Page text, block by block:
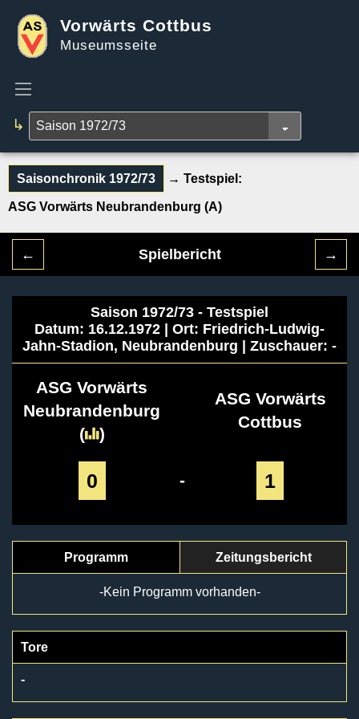
Vorwärts Cottbus
Museumsseite
↳
Saisonchronik 1972/73 → Testspiel:
ASG Vorwärts Neubrandenburg (A)
← Spielbericht →
Saison 1972/73 - Testspiel
Datum: 16.12.1972 | Ort: Friedrich-Ludwig-
Jahn-Stadion, Neubrandenburg | Zuschauer: -
ASG Vorwärts
Neubrandenburg
(
)
ASG Vorwärts
Cottbus
0 - 1
Programm Zeitungsbericht
-Kein Programm vorhanden-
Tore
-